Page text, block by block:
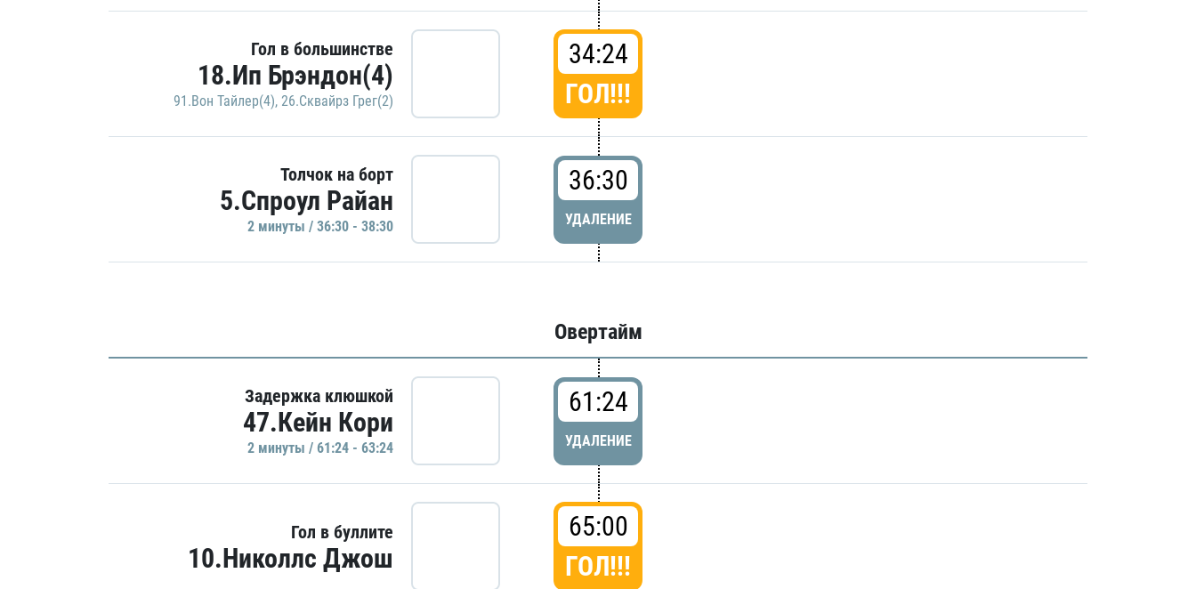
Гол в большинстве
18.Ип Брэндон(4)
91.Вон Тайлер(4), 26.Сквайрз Грег(2)
34:24
ГОЛ!!!
Толчок на борт
5.Спроул Райан
2 минуты / 36:30 - 38:30
36:30
УДАЛЕНИЕ
Овертайм
Задержка клюшкой
47.Кейн Кори
2 минуты / 61:24 - 63:24
61:24
УДАЛЕНИЕ
Гол в буллите
10.Николлс Джош
65:00
ГОЛ!!!